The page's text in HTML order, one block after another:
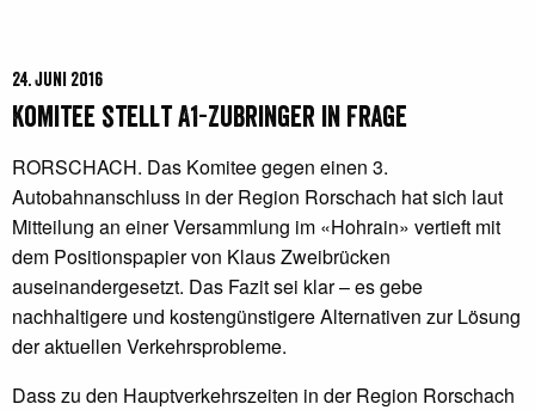
24. Juni 2016
Komitee stellt A1-Zubringer in Frage
RORSCHACH. Das Komitee gegen einen 3.
Autobahnanschluss in der Region Rorschach hat sich laut
Mitteilung an einer Versammlung im «Hohrain» vertieft mit
dem Positionspapier von Klaus Zweibrücken
auseinandergesetzt. Das Fazit sei klar – es gebe
nachhaltigere und kostengünstigere Alternativen zur Lösung
der aktuellen Verkehrsprobleme.
Dass zu den Hauptverkehrszeiten in der Region Rorschach